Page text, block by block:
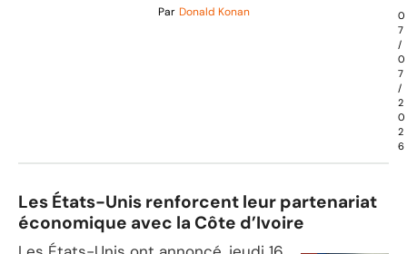
Par Donald Konan
0
7
/
0
7
/
2
0
2
6
Les États-Unis renforcent leur partenariat
économique avec la Côte d’Ivoire